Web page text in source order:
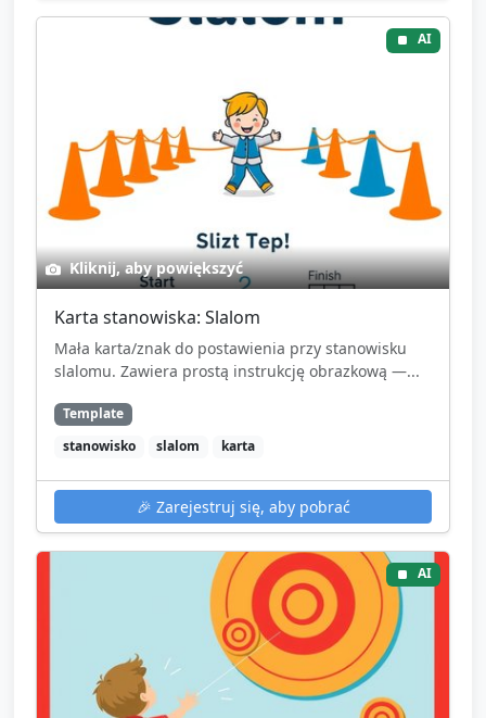
AI
Kliknij, aby powiększyć
Karta stanowiska: Slalom
Mała karta/znak do postawienia przy stanowisku
slalomu. Zawiera prostą instrukcję obrazkową —...
Template
stanowisko
slalom karta
🎉 Zarejestruj się, aby pobrać
AI